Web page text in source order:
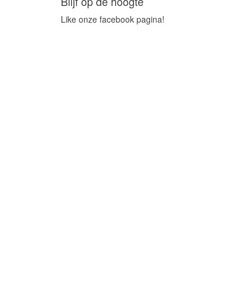
Like onze facebook pagina!